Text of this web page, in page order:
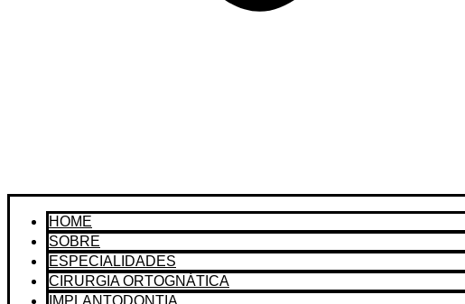
HOME
SOBRE
ESPECIALIDADES
CIRURGIA ORTOGNÁTICA
IMPLANTODONTIA